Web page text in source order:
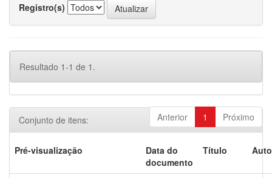
Registro(s)
Resultado 1-1 de 1.
Anterior 1 Próximo
Conjunto de itens:
Pré-visualização
Data do
documento
Título